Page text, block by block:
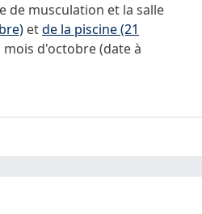
de musculation et la salle
etde la piscine (21
d'octobre (date à